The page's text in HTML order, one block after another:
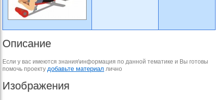
Описание
Если у вас имеются знания\информация по данной тематике и Вы готовы
помочь проекту добавьте материал лично
Изображения